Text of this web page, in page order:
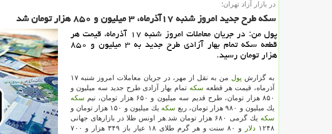
در بازار آزاد تهران؛
سكه طرح جدید امروز شنبه ۱۷آذرماه، ۳ میلیون و ۸۵۰ هزار تومان شد
پول من: در جریان معاملات امروز شنبه ۱۷ آذرماه، قیمت هر
قطعه سكه تمام بهار آزادی طرح جدید به ۳ میلیون و ۸۵۰
هزار تومان رسید.
به گزارش پول
من به نقل از مهر، در جریان معاملات امروز شنبه ۱۷
آذرماه، قیمت هر قطعه سكه تمام بهار آزادی طرح جدید سه میلیون و
۸۵۰ هزار تومان، طرح قدیم سه میلیون و ۶۵۰ هزار تومان، نیم
سكه
یك میلیون و ۹۸۰ هزار تومان، ربع
سكه یك میلیون و ۱۵۰ هزار تومان و
سكه
یك گرمی ۶۸۰ هزار تومان شد.هر اونس طلا در بازارهای جهانی
۱۲۴۸ دلار
و ۸۰ سنت و هر گرم طلای ۱۸ عیار باز ۳۴۹ هزار و ۷۰۰